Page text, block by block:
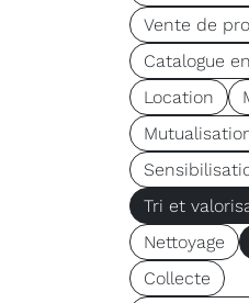
Vente de
Catalogue
Location
Tri et
Nettoyage
Collecte